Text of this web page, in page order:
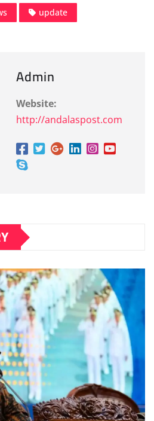
update
Admin
Website:
http://andalaspost.com